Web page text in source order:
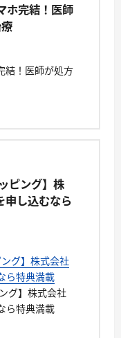
ホ完結！医師
結！医師が処方
ピング】株
申し込むなら
グ】株式会社
ら特典満載
グ】株式会社
ら特典満載